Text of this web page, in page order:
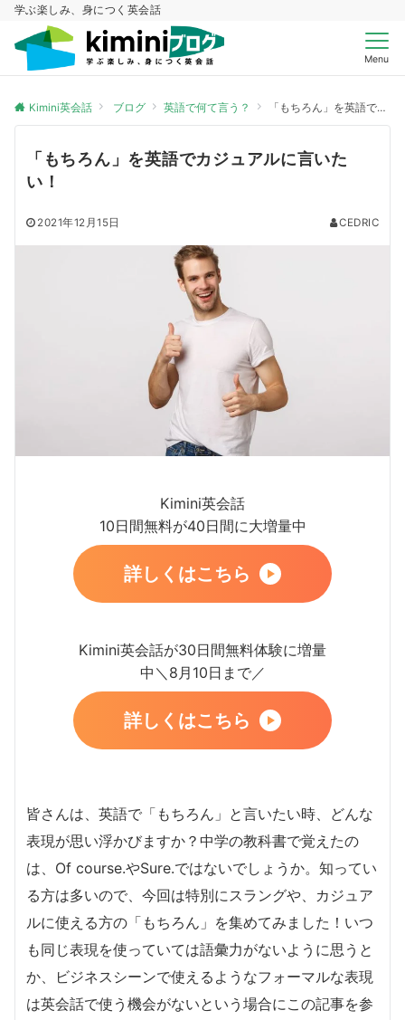
学ぶ楽しみ、身につく英会話
Menu
Kimini英会話 ブログ 英語で何て言う？ 「もちろん」を英語でカジュアルに言いたい！
「もちろん」を英語でカジュアルに言いた
い！
2021年12月15日 CEDRIC
Kimini英会話
10日間無料が40日間に大増量中
詳しくはこちら
Kimini英会話が30日間無料体験に増量
中＼8月10日まで／
詳しくはこちら
皆さんは、英語で「もちろん」と言いたい時、どんな
表現が思い浮かびますか？中学の教科書で覚えたの
は、Of course.やSure.ではないでしょうか。知ってい
る方は多いので、今回は特別にスラングや、カジュア
ルに使える方の「もちろん」を集めてみました！いつ
も同じ表現を使っていては語彙力がないように思うと
か、ビジネスシーンで使えるようなフォーマルな表現
は英会話で使う機会がないという場合にこの記事を参